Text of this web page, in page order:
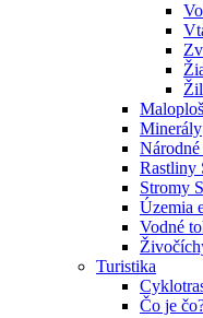
Minerály
Rastliny
Stromy
Územia
Vodné
Turistika
Čo je